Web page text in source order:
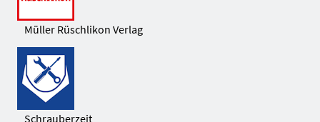
Müller Rüschlikon Verlag
Schrauberzeit